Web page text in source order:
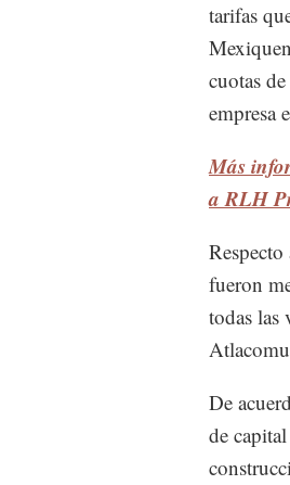
tarifas
cuotas
empresa
Más
a RLH
fueron
todas las
De
de